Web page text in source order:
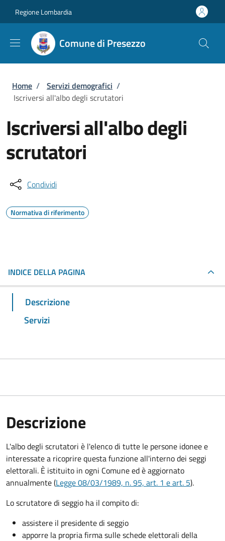
Regione Lombardia
Comune di Presezzo
Briciole di pane
Home / Servizi demografici /
Iscriversi all'albo degli scrutatori
Iscriversi all'albo degli
scrutatori
Condividi
Normativa di riferimento
INDICE DELLA PAGINA
Descrizione
Servizi
Descrizione
L'albo degli scrutatori è l'elenco di tutte le persone idonee e
interessate a ricoprire questa funzione all'interno dei seggi
elettorali. È istituito in ogni Comune ed è aggiornato
annualmente (Legge 08/03/1989, n. 95, art. 1 e art. 5).
Lo scrutatore di seggio ha il compito di:
assistere il presidente di seggio
apporre la propria firma sulle schede elettorali della